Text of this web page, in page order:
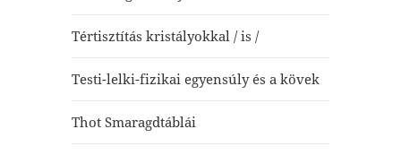
Tértisztítás kristályokkal / is /
Testi-lelki-fizikai egyensúly és a kövek
Thot Smaragdtáblái